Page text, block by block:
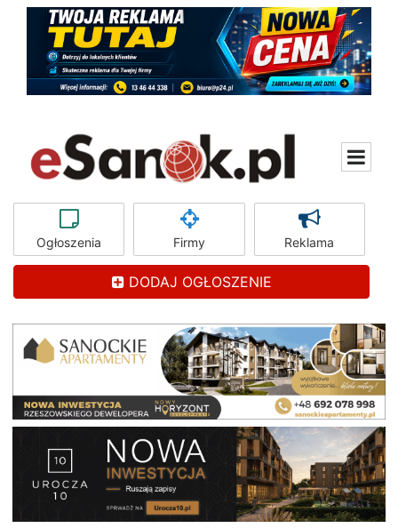
Ogłoszenia Firmy Reklama
DODAJ OGŁOSZENIE